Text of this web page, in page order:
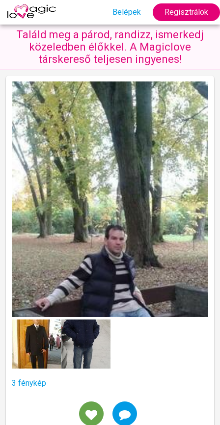
Belépek Regisztrálok
Találd meg a párod, randizz, ismerkedj
közeledben élőkkel. A Magiclove
társkereső teljesen ingyenes!
3 fénykép